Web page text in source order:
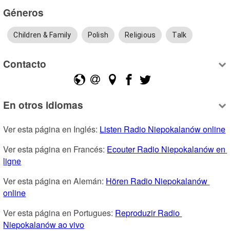
Géneros
Children & Family Polish Religious Talk
Contacto
En otros idiomas
Ver esta página en Inglés: Listen Radio Niepokalanów online
Ver esta página en Francés: Ecouter Radio Niepokalanów en
ligne
Ver esta página en Alemán: Hören Radio Niepokalanów
online
Ver esta página en Portugues: Reproduzir Radio
Niepokalanów ao vivo